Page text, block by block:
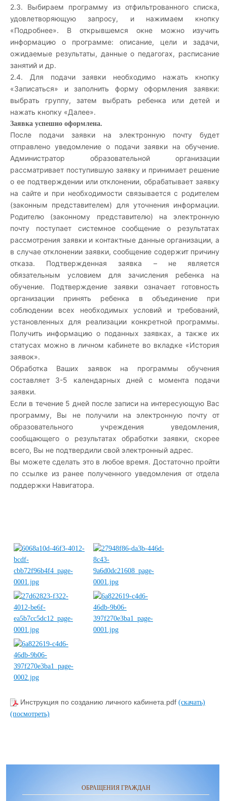
2.3. Выбираем программу из отфильтрованного списка,
удовлетворяющую запросу, и нажимаем кнопку
«Подробнее». В открывшемся окне можно изучить
информацию о программе: описание, цели и задачи,
ожидаемые результаты, данные о педагогах, расписание
занятий и др.
2.4. Для подачи заявки необходимо нажать кнопку
«Записаться» и заполнить форму оформления заявки:
выбрать группу, затем выбрать ребенка или детей и
нажать кнопку «Далее».
Заявка успешно оформлена.
После подачи заявки на электронную почту будет
отправлено уведомление о подачи заявки на обучение.
Администратор образовательной организации
рассматривает поступившую заявку и принимает решение
о ее подтверждении или отклонении, обрабатывает заявку
на сайте и при необходимости связывается с родителем
(законным представителем) для уточнения информации.
Родителю (законному представителю) на электронную
почту поступает системное сообщение о результатах
рассмотрения заявки и контактные данные организации, а
в случае отклонении заявки, сообщение содержит причину
отказа. Подтвержденная заявка – не является
обязательным условием для зачисления ребенка на
обучение. Подтверждение заявки означает готовность
организации принять ребенка в объединение при
соблюдении всех необходимых условий и требований,
установленных для реализации конкретной программы.
Получить информацию о поданных заявках, а также их
статусах можно в личном кабинете во вкладке «История
заявок».
Обработка Ваших заявок на программы обучения
составляет 3-5 календарных дней с момента подачи
заявки.
Если в течение 5 дней после записи на интересующую Вас
программу, Вы не получили на электронную почту от
образовательного учреждения уведомления,
сообщающего о результатах обработки заявки, скорее
всего, Вы не подтвердили свой электронный адрес.
Вы можете сделать это в любое время. Достаточно пройти
по ссылке из ранее полученного уведомления от отдела
поддержки Навигатора.
Инструкция по созданию личного кабинета.pdf (скачать)
(посмотреть)
ОБРАЩЕНИЯ ГРАЖДАН